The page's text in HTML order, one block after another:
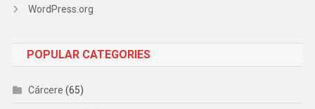
WordPress.org
POPULAR CATEGORIES
Cárcere (65)